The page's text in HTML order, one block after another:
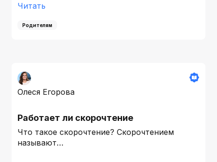
Читать
Родителям
Олеся Егорова
Работает ли скорочтение
Что такое скорочтение? Скорочтением
называют…